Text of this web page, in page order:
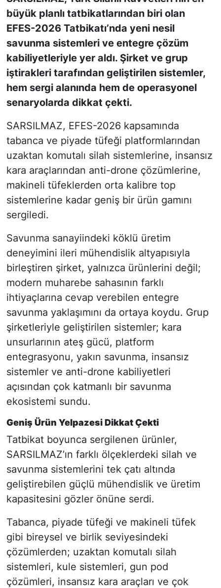
büyük planlı tatbikatlarından biri olan
EFES-2026 Tatbikatı’nda yeni nesil
savunma sistemleri ve entegre çözüm
kabiliyetleriyle yer aldı. Şirket ve grup
iştirakleri tarafından geliştirilen sistemler,
hem sergi alanında hem de operasyonel
senaryolarda dikkat çekti.
SARSILMAZ, EFES-2026 kapsamında
tabanca ve piyade tüfeği platformlarından
uzaktan komutalı silah sistemlerine, insansız
kara araçlarından anti-drone çözümlerine,
makineli tüfeklerden orta kalibre top
sistemlerine kadar geniş bir ürün gamını
sergiledi.
Savunma sanayiindeki köklü üretim
deneyimini ileri mühendislik altyapısıyla
birleştiren şirket, yalnızca ürünlerini değil;
modern muharebe sahasının farklı
ihtiyaçlarına cevap verebilen entegre
savunma yaklaşımını da ortaya koydu. Grup
şirketleriyle geliştirilen sistemler; kara
unsurlarının ateş gücü, platform
entegrasyonu, yakın savunma, insansız
sistemler ve anti-drone kabiliyetleri
açısından çok katmanlı bir savunma
ekosistemi sundu.
Geniş Ürün Yelpazesi Dikkat Çekti
Tatbikat boyunca sergilenen ürünler,
SARSILMAZ’ın farklı ölçeklerdeki silah ve
savunma sistemlerini tek çatı altında
geliştirebilen güçlü mühendislik ve üretim
kapasitesini gözler önüne serdi.
Tabanca, piyade tüfeği ve makineli tüfek
gibi bireysel ve birlik seviyesindeki
çözümlerden; uzaktan komutalı silah
sistemleri, kule sistemleri, gun pod
çözümleri, insansız kara araçları ve çok
KONGRE HABERLERİ
KONGRE TAKVİMİ
RÖPORTAJLAR
BİYOGRAFİLER